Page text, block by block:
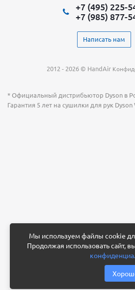
+7 (495) 225-
+7 (985) 877-
Написать нам
2012 - 2026 © HandAir
* Официальный дистрибьютор Dyson в
Гарантия 5 лет на сушилки для рук Dyson
Мы используем файлы cookie
Продолжая использовать сайт,